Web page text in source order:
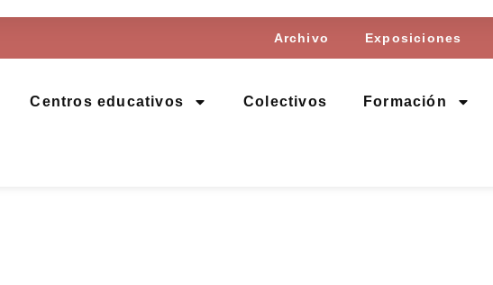
Archivo Exposiciones
Centros educativos Colectivos Formación